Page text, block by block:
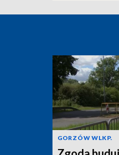
GORZÓW WLKP.